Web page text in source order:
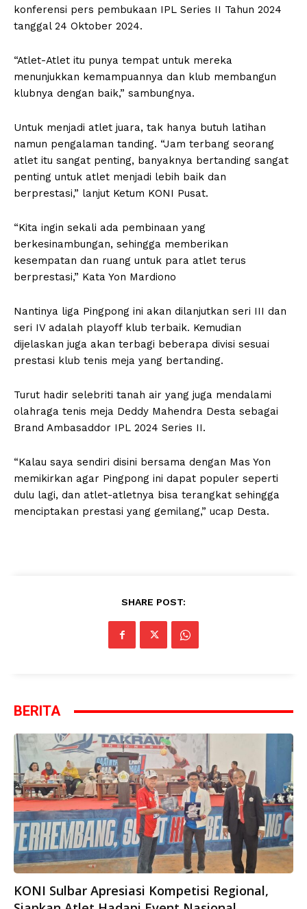
konferensi pers pembukaan IPL Series II Tahun 2024
tanggal 24 Oktober 2024.
“Atlet-Atlet itu punya tempat untuk mereka
menunjukkan kemampuannya dan klub membangun
klubnya dengan baik,” sambungnya.
Untuk menjadi atlet juara, tak hanya butuh latihan
namun pengalaman tanding. “Jam terbang seorang
atlet itu sangat penting, banyaknya bertanding sangat
penting untuk atlet menjadi lebih baik dan
berprestasi,” lanjut Ketum KONI Pusat.
“Kita ingin sekali ada pembinaan yang
berkesinambungan, sehingga memberikan
kesempatan dan ruang untuk para atlet terus
berprestasi,” Kata Yon Mardiono
Nantinya liga Pingpong ini akan dilanjutkan seri III dan
seri IV adalah playoff klub terbaik. Kemudian
dijelaskan juga akan terbagi beberapa divisi sesuai
prestasi klub tenis meja yang bertanding.
Turut hadir selebriti tanah air yang juga mendalami
olahraga tenis meja Deddy Mahendra Desta sebagai
Brand Ambasaddor IPL 2024 Series II.
“Kalau saya sendiri disini bersama dengan Mas Yon
memikirkan agar Pingpong ini dapat populer seperti
dulu lagi, dan atlet-atletnya bisa terangkat sehingga
menciptakan prestasi yang gemilang,” ucap Desta.
SHARE POST:
BERITA
KONI Sulbar Apresiasi Kompetisi Regional,